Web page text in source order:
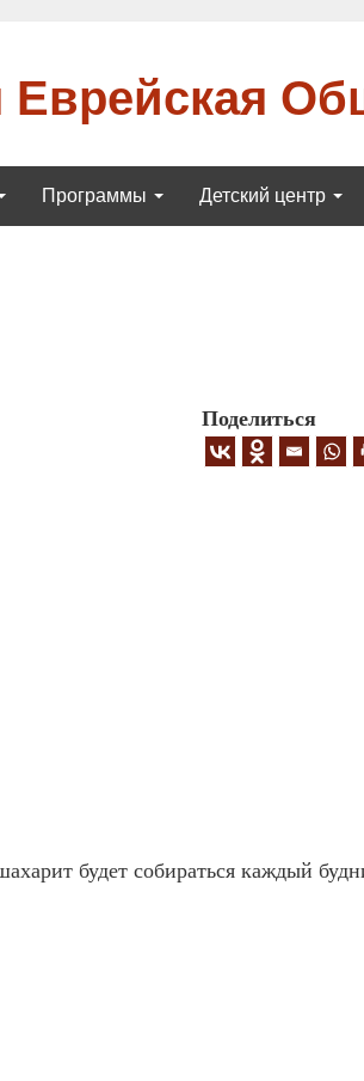
Еврейская
Программы Детский центр
Поделиться
будет собираться каждый